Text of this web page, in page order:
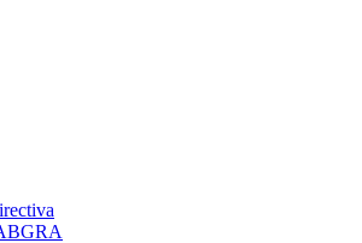
de la República Argentina. Personería